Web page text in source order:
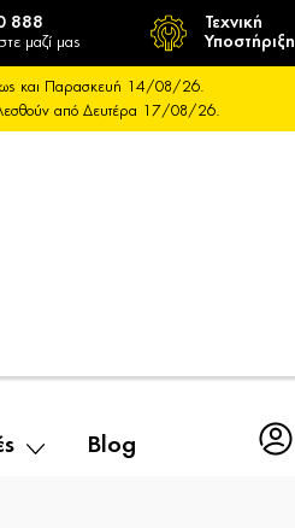
888
μαζί μας
Τεχνική
Υποστήριξη
και Παρασκευή 14/08/26.
από Δευτέρα 17/08/26.
Blog